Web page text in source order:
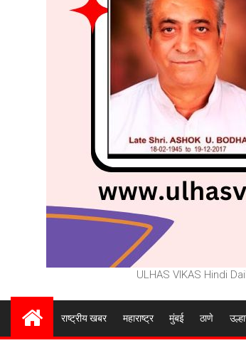
ULHAS VIKAS Hindi
राष्ट्रीय खबर महाराष्ट्र मुंबई ठाणे